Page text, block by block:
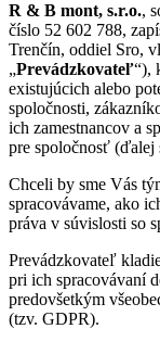
R & B mont, s.r.o.,
číslo 52 602 788,
Trenčín, oddiel Sro,
„Prevádzkovateľ“),
existujúcich alebo
spoločnosti,
ich zamestnancov a
pre spoločnosť (ďalej
Chceli by sme Vás
spracovávame, ako
práva v súvislosti so
Prevádzkovateľ
pri ich spracovávaní
predovšetkým
(tzv. GDPR).